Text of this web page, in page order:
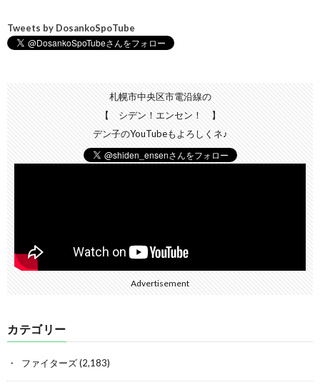
Tweets by DosankoSpoTube
札幌市中央区市電沿線の
【 シデン！エンセン！ 】
デン子のYouTubeもよろしくネ♪
Advertisement
カテゴリー
ファイターズ(2,183)